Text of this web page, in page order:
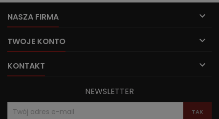
NASZA FIRMA 
TWOJE KONTO 
KONTAKT 
NEWSLETTER